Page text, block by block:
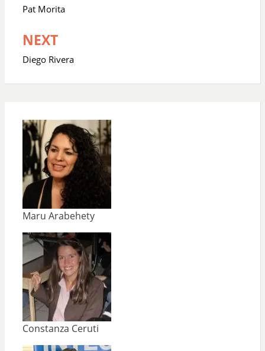
de
Pat Morita
NEXT
Diego Rivera
Maru Arabehety
Constanza Ceruti